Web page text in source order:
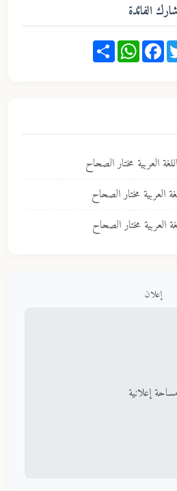
شارك الفائدة
Share
WhatsAppFacebook
العربية مختار الصحاح
العربية مختار الصحاح
العربية مختار الصحاح
إعلان
مساحة إعلانية